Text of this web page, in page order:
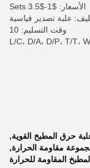
الأسعار: $1-$3.5 Sets
علبة تصدير قياسية
وقت التسليم: 10
حرق المطبخ القوية,
مقاومة الحرارة,
المقاومة للحرارة